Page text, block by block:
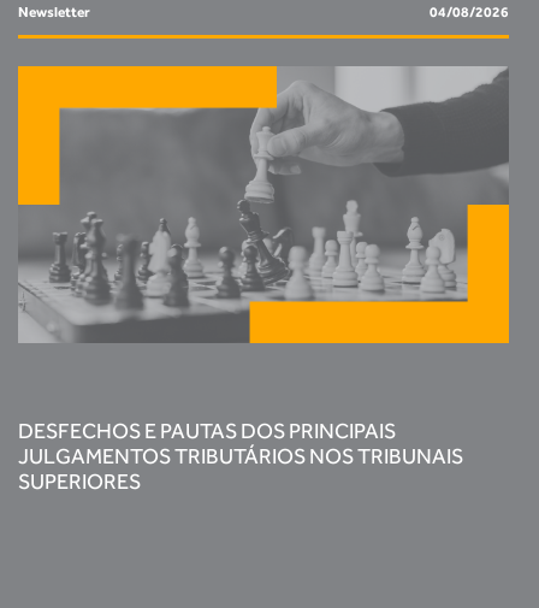
Newsletter 04/08/2026
DESFECHOS E PAUTAS DOS PRINCIPAIS
JULGAMENTOS TRIBUTÁRIOS NOS TRIBUNAIS
SUPERIORES